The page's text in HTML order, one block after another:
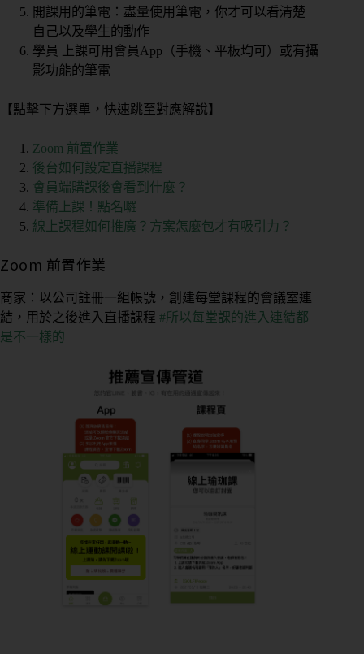
開課用的筆電：盡量使用筆電，你才可以看清楚
自己以及學生的動作
學員 上課可用會員App（手機、平板均可）或有攝
影功能的筆電
【點擊下方選單，快速跳至對應解說】
Zoom 前置作業
後台如何設定直播課程
會員端購課後會看到什麼？
準備上課！點名囉
線上課程如何推廣？方案怎麼包才有吸引力？
Zoom 前置作業
商家：以公司註冊一組帳號，創建每堂課程的會議室連
結，用於之後進入直播課程 #所以每堂課的進入連結都
是不一樣的